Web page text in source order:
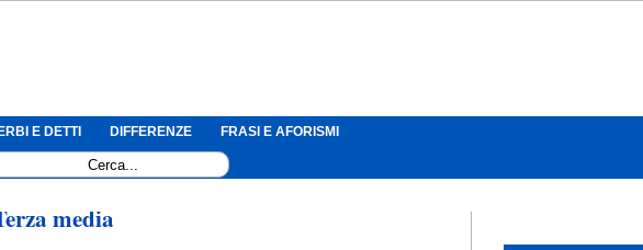
E DETTI DIFFERENZE FRASI E AFORISMI
media